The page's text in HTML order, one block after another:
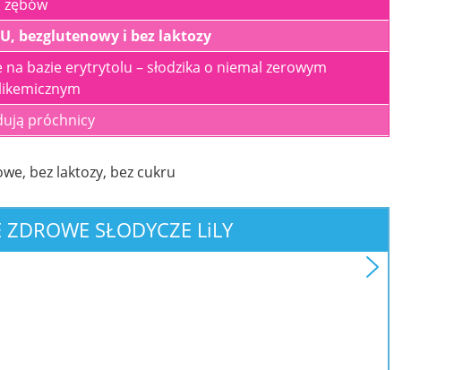
zębów
bezglutenowy i bez laktozy
na bazie erytrytolu – słodzika o niemal zerowym
próchnicy
ZDROWE SŁODYCZE LiLY